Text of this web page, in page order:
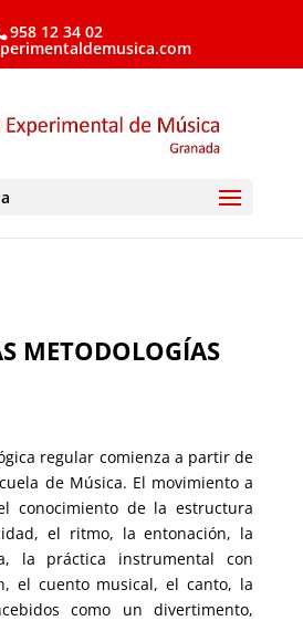
958 12 34 02
METODOLOGÍAS
regular comienza a partir de
de Música. El movimiento a
conocimiento de la estructura
el ritmo, la entonación, la
la práctica instrumental con
el cuento musical, el canto, la
como un divertimento,